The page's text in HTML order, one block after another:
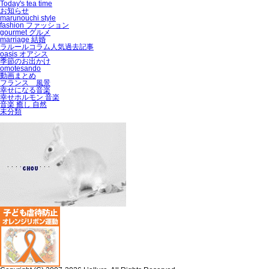
Today's tea time
お知らせ
marunouchi style
fashion ファッション
gourmet グルメ
marriage 結婚
ラルールコラム人気過去記事
oasis オアシス
季節のお出かけ
omotesando
動画まとめ
フランス 風景
幸せになる音楽
幸せホルモン 音楽
音楽 癒し 自然
未分類